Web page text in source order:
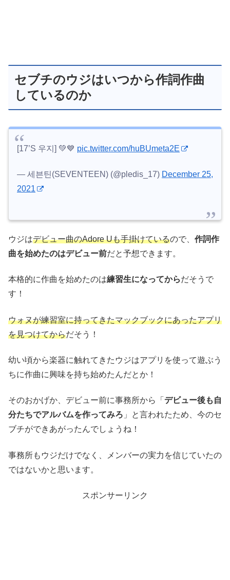
セブチのウジはいつから作詞作曲
しているのか
[17’S 우지] 💚💙 pic.twitter.com/huBUmeta2E
— 세븐틴(SEVENTEEN) (@pledis_17) December 25,
2021
ウジはデビュー曲のAdore Uも手掛けているので、 作詞作
曲を始めたのはデビュー前だと予想できます。
本格的に作曲を始めたのは練習生になってからだそうで
す！
ウォヌが練習室に持ってきたマックブックにあったアプリ
を見つけてからだそう！
幼い頃から楽器に触れてきたウジはアプリを使って遊ぶう
ちに作曲に興味を持ち始めたんだとか！
そのおかげか、デビュー前に事務所から「 デビュー後も自
分たちでアルバムを作ってみろ 」と言われたため、今のセ
ブチができあがったんでしょうね！
事務所もウジだけでなく、メンバーの実力を信じていたの
ではないかと思います。
スポンサーリンク